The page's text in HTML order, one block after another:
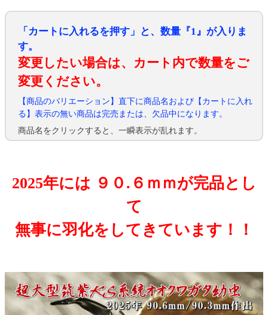
「カートに入れるを押す」と、数量『1』が入りま
す。
変更したい場合は、カート内で数量をご
変更ください。
【商品のバリエーション】直下に商品名および【カートに入れ
る】表示の無い商品は完売または、欠品中になります。
商品名をクリックすると、一瞬表示が乱れます。
2025年には ９０.６ｍｍが完品とし
て
無事に羽化をしてきています！！